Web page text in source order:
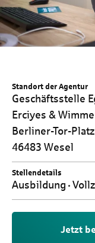
Standort der Agentur
Geschäftsstelle
Erciyes &
Berliner-Tor-
46483 Wesel
Stellendetails
Ausbildung
Jetzt